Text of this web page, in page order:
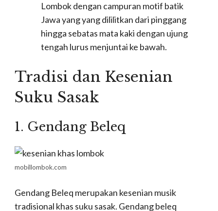
Lombok dengan campuran motif batik
Jawa yang yang dililitkan dari pinggang
hingga sebatas mata kaki dengan ujung
tengah lurus menjuntai ke bawah.
Tradisi dan Kesenian
Suku Sasak
1. Gendang Beleq
mobillombok.com
Gendang Beleq merupakan kesenian musik
tradisional khas suku sasak. Gendang beleq